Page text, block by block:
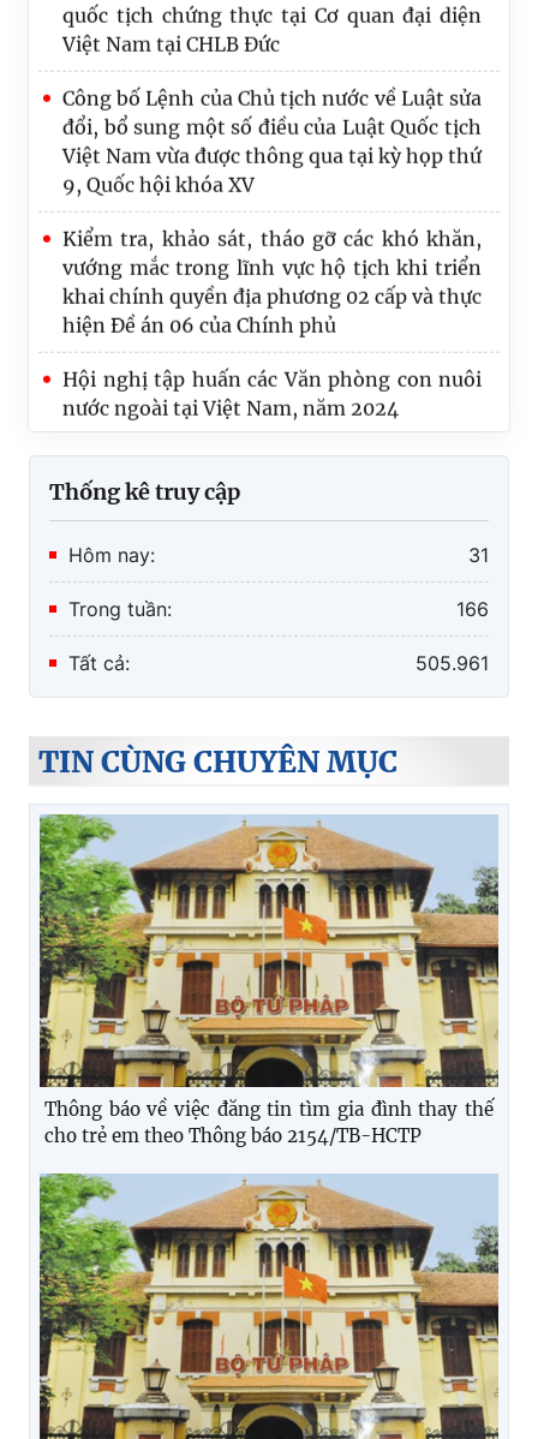
Việt Nam tại CHLB Đức
Công bố Lệnh của Chủ tịch nước về Luật sửa
đổi, bổ sung một số điều của Luật Quốc tịch
Việt Nam vừa được thông qua tại kỳ họp thứ
9, Quốc hội khóa XV
Kiểm tra, khảo sát, tháo gỡ các khó khăn,
vướng mắc trong lĩnh vực hộ tịch khi triển
khai chính quyền địa phương 02 cấp và thực
hiện Đề án 06 của Chính phủ
Hội nghị tập huấn các Văn phòng con nuôi
nước ngoài tại Việt Nam, năm 2024
Tọa đàm truyền thông chính sách về Luật
Nuôi con nuôi (sửa đổi)
Thống kê truy cập
Hôm nay: 31
Trong tuần: 166
Tất cả: 505.961
TIN CÙNG CHUYÊN MỤC
Thông báo về việc đăng tin tìm gia đình thay thế
cho trẻ em theo Thông báo 2154/TB-HCTP